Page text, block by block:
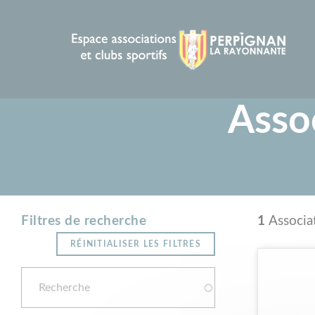
Filtres de recherche
RÉINITIALISER LES FILTRES
1